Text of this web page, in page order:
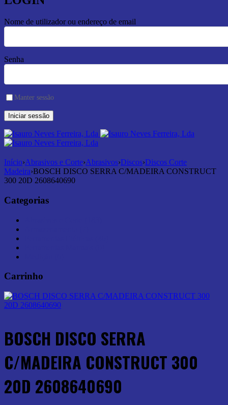
Nome de utilizador ou endereço de email
Senha
Manter sessão
Início›Abrasivos e Corte›Abrasivos›Discos›Discos Corte
Madeira›BOSCH DISCO SERRA C/MADEIRA CONSTRUCT
300 20D 2608640690
Categorias
Carrinho
BOSCH DISCO SERRA
C/MADEIRA CONSTRUCT 300
20D 2608640690